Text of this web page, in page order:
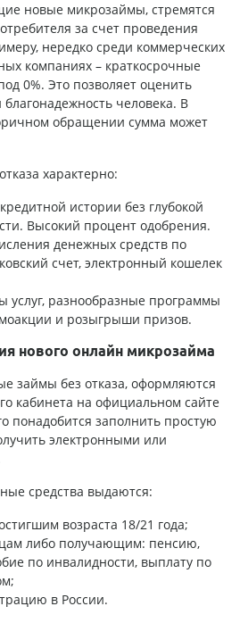
новые микрозаймы, стремятся
за счет проведения
нередко среди коммерческих
компаниях – краткосрочные
0%. Это позволяет оценить
человека. В
обращении сумма может
характерно:
истории без глубокой
Высокий процент одобрения.
денежных средств по
счет, электронный кошелек
услуг, разнообразные программы
и розыгрыши призов.
нового онлайн микрозайма
займы без отказа, оформляются
кабинета на официальном сайте
понадобится заполнить простую
электронными или
средства выдаются:
возраста 18/21 года;
либо получающим: пенсию,
по инвалидности, выплату по
в России.